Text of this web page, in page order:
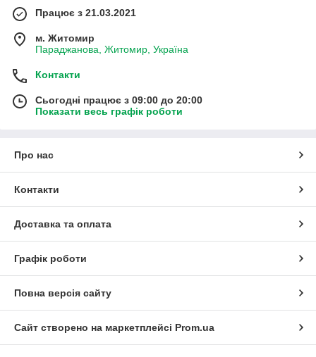
Працює з 21.03.2021
м. Житомир
Параджанова, Житомир, Україна
Контакти
Сьогодні працює з 09:00 до 20:00
Показати весь графік роботи
Про нас
Контакти
Доставка та оплата
Графік роботи
Повна версія сайту
Сайт створено на маркетплейсі Prom.ua